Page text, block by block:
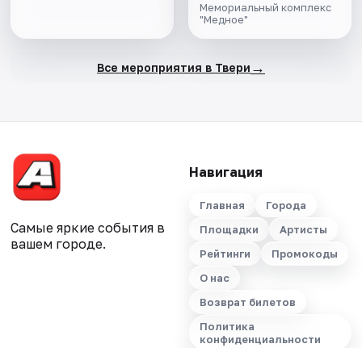
Мемориальный комплекс
"Медное"
Все мероприятия в Твери →
Самые яркие события в
вашем городе.
Навигация
Главная
Города
Площадки
Артисты
Рейтинги
Промокоды
О нас
Возврат билетов
Политика
конфиденциальности